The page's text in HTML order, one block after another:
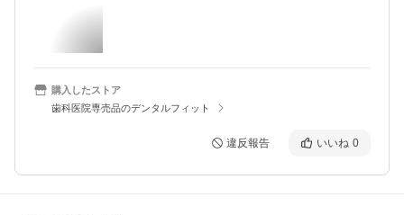
購入したストア
歯科医院専売品のデンタルフィット
違反報告 いいね 0